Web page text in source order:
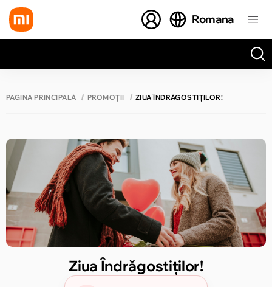
Romana
PAGINA PRINCIPALĂ PROMOȚII ZIUA ÎNDRĂGOSTIȚILOR!
Ziua Îndrăgostiților!